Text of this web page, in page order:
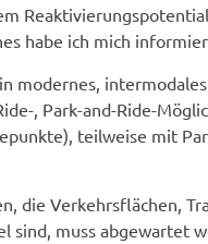
habe ich mich
modernes,
, Park-and-Ride-
teilweise mit
die Verkehrsflächen,
muss abgewartet